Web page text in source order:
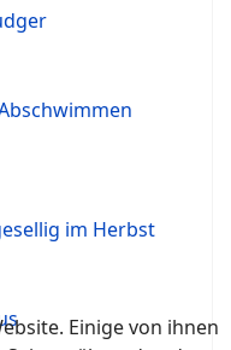
im Herbst
Einige von ihnen